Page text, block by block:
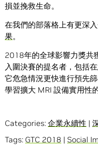
損並挽救生命。
在我們的部落格上有更深
果。
2018年的全球影響力獎共
入圍決賽的提名者，包括
它危急情況更快進行預先
學習擴大 MRI 設備實用性
Categories: 企業永續性 |
Tags: GTC 2018 | Social